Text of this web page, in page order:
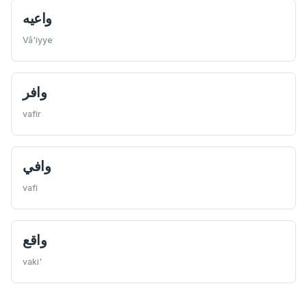
واعيه
Vâ'iyye
وافر
vafir
وافي
vafi
واقع
vaki'